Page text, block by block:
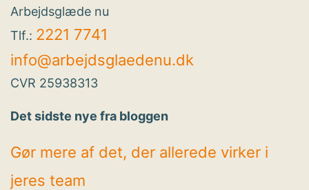
Arbejdsglæde nu
Tlf.: 2221 7741
info@arbejdsglaedenu.dk
CVR 25938313
Det sidste nye fra bloggen
Gør mere af det, der allerede virker i
jeres team